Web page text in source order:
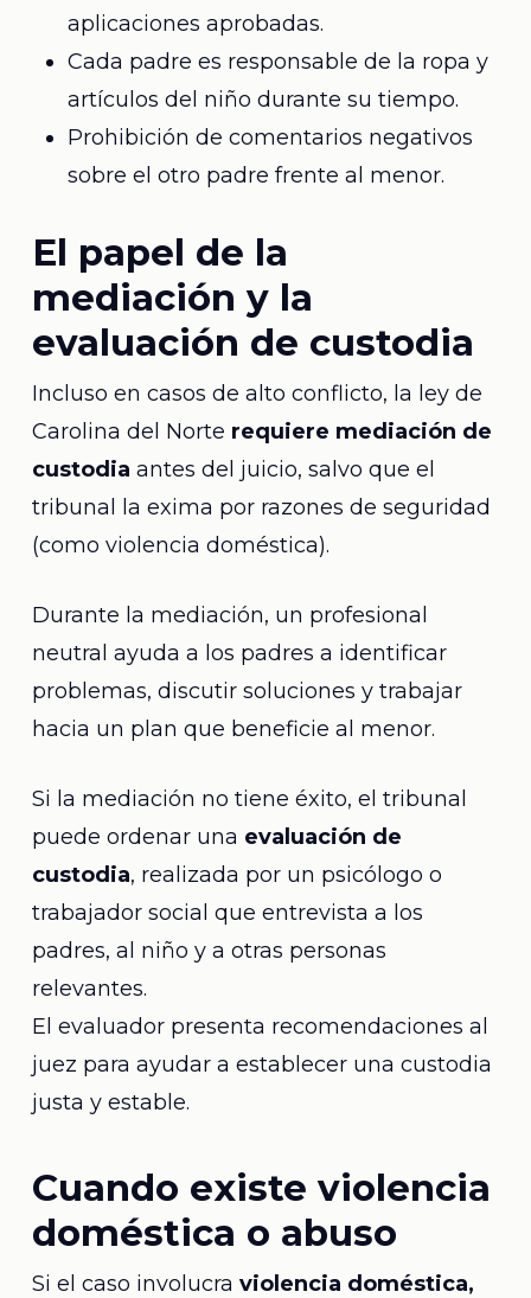
aplicaciones aprobadas.
Cada padre es responsable de la ropa y
artículos del niño durante su tiempo.
Prohibición de comentarios negativos
sobre el otro padre frente al menor.
El papel de la
mediación y la
evaluación de custodia
Incluso en casos de alto conflicto, la ley de
Carolina del Norte requiere mediación de
custodia antes del juicio, salvo que el
tribunal la exima por razones de seguridad
(como violencia doméstica).
Durante la mediación, un profesional
neutral ayuda a los padres a identificar
problemas, discutir soluciones y trabajar
hacia un plan que beneficie al menor.
Si la mediación no tiene éxito, el tribunal
puede ordenar una evaluación de
custodia, realizada por un psicólogo o
trabajador social que entrevista a los
padres, al niño y a otras personas
relevantes.
El evaluador presenta recomendaciones al
juez para ayudar a establecer una custodia
justa y estable.
Cuando existe violencia
doméstica o abuso
Si el caso involucra violencia doméstica,